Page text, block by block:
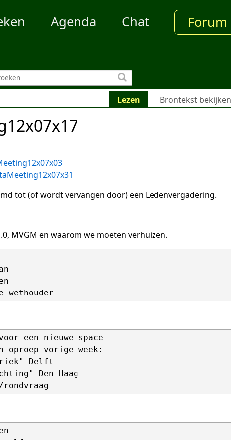
Agenda Chat Forum
Lezen Brontekst bekijken
tot (of wordt vervangen door) een Ledenvergadering.
MVGM en waarom we moeten verhuizen.
een nieuwe space
oproep vorige week:
Delft
Den Haag